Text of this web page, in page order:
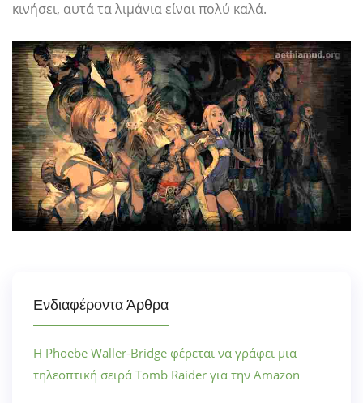
κινήσει, αυτά τα λιμάνια είναι πολύ καλά.
Ενδιαφέροντα Άρθρα
Η Phoebe Waller-Bridge φέρεται να γράφει μια
τηλεοπτική σειρά Tomb Raider για την Amazon